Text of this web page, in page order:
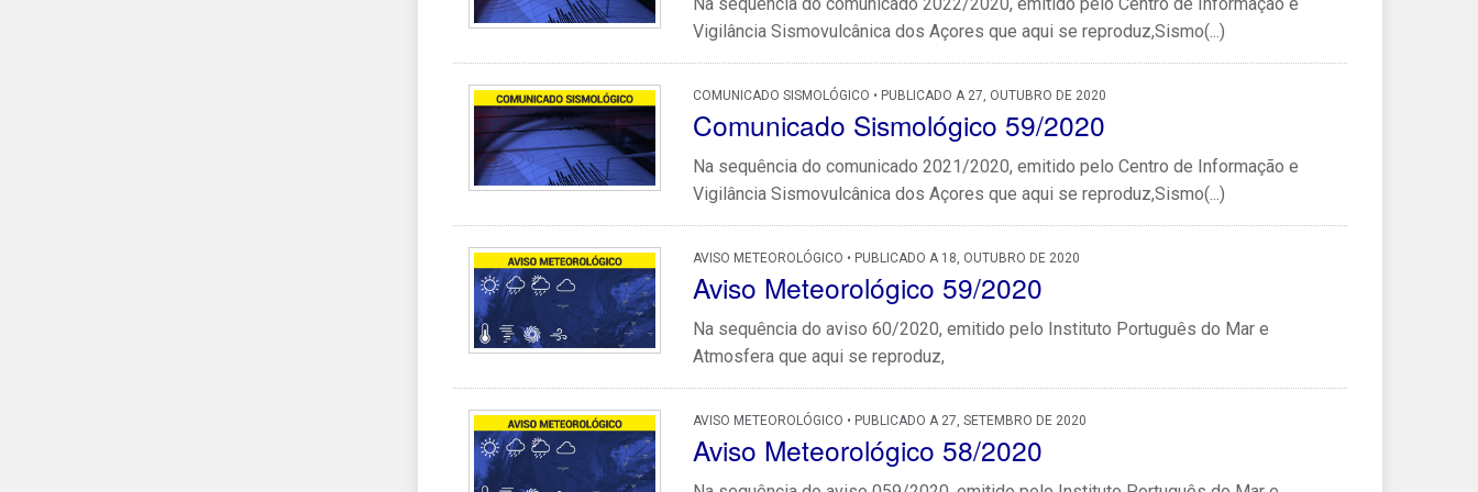
Vigilância Sismovulcânica dos Açores que aqui se reproduz,Sismo(...)
COMUNICADO SISMOLÓGICO • PUBLICADO A 27, OUTUBRO DE 2020
Comunicado Sismológico 59/2020
Na sequência do comunicado 2021/2020, emitido pelo Centro de Informação e
Vigilância Sismovulcânica dos Açores que aqui se reproduz,Sismo(...)
AVISO METEOROLÓGICO • PUBLICADO A 18, OUTUBRO DE 2020
Aviso Meteorológico 59/2020
Na sequência do aviso 60/2020, emitido pelo Instituto Português do Mar e
Atmosfera que aqui se reproduz,
AVISO METEOROLÓGICO • PUBLICADO A 27, SETEMBRO DE 2020
Aviso Meteorológico 58/2020